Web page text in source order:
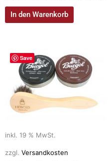
In den Warenkorb
Save
inkl. 19 % MwSt.
zzgl. Versandkosten